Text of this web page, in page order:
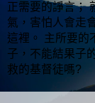
正需要的諍言；
氣，害怕人會走
這裡。 主所要的
子，不能結果子
救的基督徒嗎?